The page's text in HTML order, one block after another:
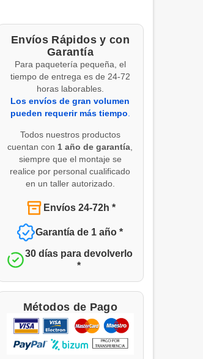
Envíos Rápidos y con
Garantía
Para paquetería pequeña, el
tiempo de entrega es de 24-72
horas laborables.
Los envíos de gran volumen
pueden requerir más tiempo
Todos nuestros productos
cuentan con 1 año de garantía
siempre que el montaje se
realice por personal cualificado
en un taller autorizado.
Envíos 24-72h *
Garantía de 1 año *
30 días para devolverlo
*
Métodos de Pago